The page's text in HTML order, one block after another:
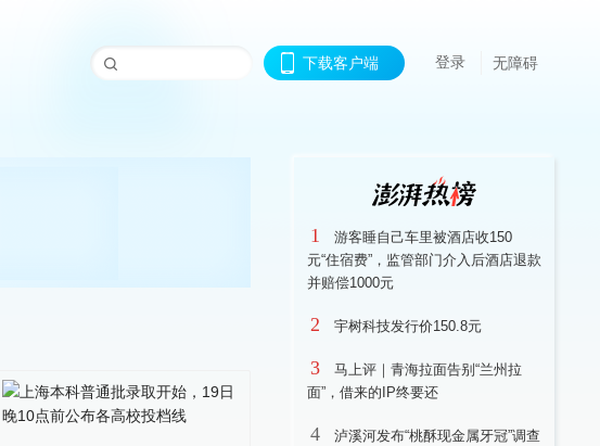
下载客户端 登录 无障碍
1
游客睡自己车里被酒店收150
元“住宿费”，监管部门介入后酒店退款
并赔偿1000元
2 宇树科技发行价150.8元
3
马上评｜青海拉面告别“兰州拉
面”，借来的IP终要还
4
泸溪河发布“桃酥现金属牙冠”调查